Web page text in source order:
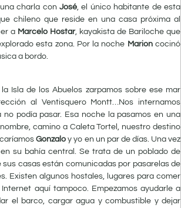
charla con José, el único habitante de esta
chileno que reside en una casa próxima al
a Marcelo Hostar, kayakista de Bariloche que
esta zona. Por la noche Marioncocinó
a bordo.
Isla de los Abuelos zarpamos sobre ese mar
al Ventisquero Montt…Nos internamos
no podía pasar. Esa noche la pasamos en una
camino a Caleta Tortel, nuestro destino
Gonzalo y yo en un par de días. Una vez
su bahía central. Se trata de un poblado de
sus casas están comunicadas por pasarelas de
Existen algunos hostales, lugares para comer
aquí tampoco. Empezamos ayudarle a
el barco, cargar agua y combustible y dejar